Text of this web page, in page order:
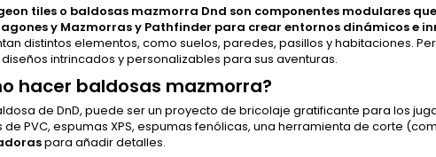
tiles o baldosas mazmorra Dnd son componentes modulares
y Mazmorras y Pathfinder para crear entornos dinámicos e
distintos elementos, como suelos, paredes, pasillos y habitaciones.
intrincados y personalizables para sus aventuras.
hacer baldosas mazmorra?
de DnD, puede ser un proyecto de bricolaje gratificante para los
de PVC, espumas XPS, espumas fenólicas, una herramienta de corte
para añadir detalles.